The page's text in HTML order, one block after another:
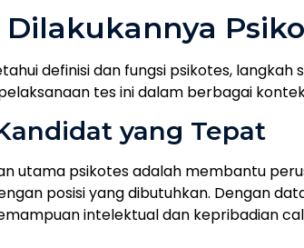
definisi dan fungsi psikotes,
tes ini dalam berbagai
yang Tepat
utama psikotes adalah membantu
posisi yang dibutuhkan. Dengan
intelektual dan kepribadian